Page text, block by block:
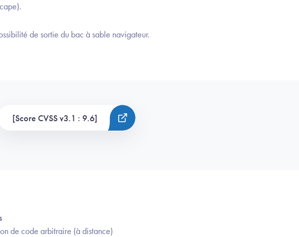
de sortie du bac à sable navigateur.
[Score CVSS v3.1 : 9.6]
de code arbitraire (à distance)